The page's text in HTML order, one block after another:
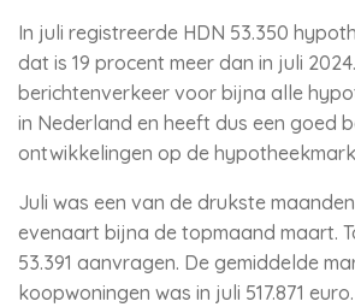
In juli registreerde HDN 53.350
dat is 19 procent meer dan in juli
berichtenverkeer voor bijna alle
in Nederland en heeft dus een goed
ontwikkelingen op de
Juli was een van de drukste
evenaart bijna de topmaand maart.
53.391 aanvragen. De gemiddelde
koopwoningen was in juli 517.871